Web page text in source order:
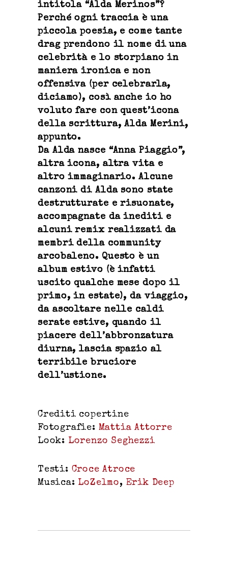
intitola “Alda Merinos”?
Perché ogni traccia è una
piccola poesia, e come tante
drag prendono il nome di una
celebrità e lo storpiano in
maniera ironica e non
offensiva (per celebrarla,
diciamo), così anche io ho
voluto fare con quest’icona
della scrittura, Alda Merini,
appunto.
Da Alda nasce “Anna Piaggio”,
altra icona, altra vita e
altro immaginario. Alcune
canzoni di Alda sono state
destrutturate e risuonate,
accompagnate da inediti e
alcuni remix realizzati da
membri della community
arcobaleno. Questo è un
album estivo (è infatti
uscito qualche mese dopo il
primo, in estate), da viaggio,
da ascoltare nelle caldi
serate estive, quando il
piacere dell’abbronzatura
diurna, lascia spazio al
terribile bruciore
dell’ustione.
Crediti copertine
Fotografie: Mattia Attorre
Look: Lorenzo Seghezzi
Testi: Croce Atroce
Musica: LoZelmo, Erik Deep